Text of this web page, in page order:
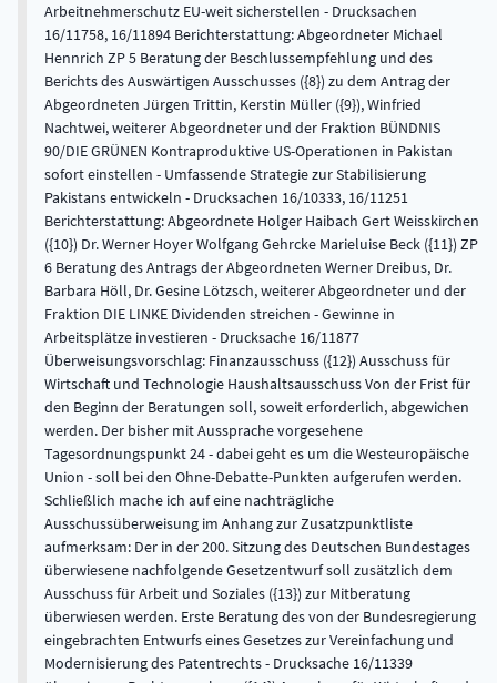
Arbeitnehmerschutz EU-weit sicherstellen - Drucksachen
16/11758, 16/11894 Berichterstattung: Abgeordneter Michael
Hennrich ZP 5 Beratung der Beschlussempfehlung und des
Berichts des Auswärtigen Ausschusses ({8}) zu dem Antrag der
Abgeordneten Jürgen Trittin, Kerstin Müller ({9}), Winfried
Nachtwei, weiterer Abgeordneter und der Fraktion BÜNDNIS
90/DIE GRÜNEN Kontraproduktive US-Operationen in Pakistan
sofort einstellen - Umfassende Strategie zur Stabilisierung
Pakistans entwickeln - Drucksachen 16/10333, 16/11251
Berichterstattung: Abgeordnete Holger Haibach Gert Weisskirchen
({10}) Dr. Werner Hoyer Wolfgang Gehrcke Marieluise Beck ({11}) ZP
6 Beratung des Antrags der Abgeordneten Werner Dreibus, Dr.
Barbara Höll, Dr. Gesine Lötzsch, weiterer Abgeordneter und der
Fraktion DIE LINKE Dividenden streichen - Gewinne in
Arbeitsplätze investieren - Drucksache 16/11877
Überweisungsvorschlag: Finanzausschuss ({12}) Ausschuss für
Wirtschaft und Technologie Haushaltsausschuss Von der Frist für
den Beginn der Beratungen soll, soweit erforderlich, abgewichen
werden. Der bisher mit Aussprache vorgesehene
Tagesordnungspunkt 24 - dabei geht es um die Westeuropäische
Union - soll bei den Ohne-Debatte-Punkten aufgerufen werden.
Schließlich mache ich auf eine nachträgliche
Ausschussüberweisung im Anhang zur Zusatzpunktliste
aufmerksam: Der in der 200. Sitzung des Deutschen Bundestages
überwiesene nachfolgende Gesetzentwurf soll zusätzlich dem
Ausschuss für Arbeit und Soziales ({13}) zur Mitberatung
überwiesen werden. Erste Beratung des von der Bundesregierung
eingebrachten Entwurfs eines Gesetzes zur Vereinfachung und
Modernisierung des Patentrechts - Drucksache 16/11339